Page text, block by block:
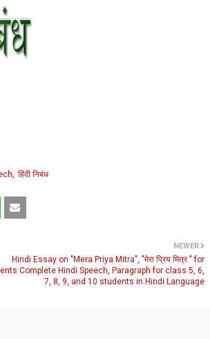
हिंदी निबंध
NEWER
Hindi Essay on "Mera Priya Mitra", "मेरा प्रिय मित्र " for
Complete Hindi Speech, Paragraph for class 5, 6,
7, 8, 9, and 10 students in Hindi Language